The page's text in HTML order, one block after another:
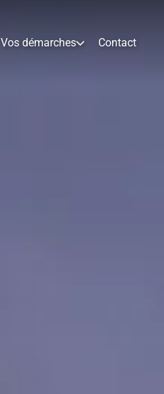
Vos démarches Contact